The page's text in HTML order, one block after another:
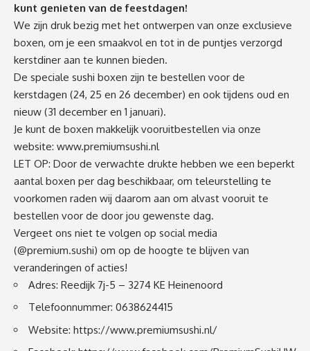
kunt genieten van de feestdagen!
We zijn druk bezig met het ontwerpen van onze exclusieve
boxen, om je een smaakvol en tot in de puntjes verzorgd
kerstdiner aan te kunnen bieden.
De speciale sushi boxen zijn te bestellen voor de
kerstdagen (24, 25 en 26 december) en ook tijdens oud en
nieuw (31 december en 1 januari).
Je kunt de boxen makkelijk vooruitbestellen via onze
website: www.premiumsushi.nl
LET OP: Door de verwachte drukte hebben we een beperkt
aantal boxen per dag beschikbaar, om teleurstelling te
voorkomen raden wij daarom aan om alvast vooruit te
bestellen voor de door jou gewenste dag.
Vergeet ons niet te volgen op social media
(@premium.sushi) om op de hoogte te blijven van
veranderingen of acties!
Adres: Reedijk 7j-5 – 3274 KE Heinenoord
Telefoonnummer: 0638624415
Website: https://www.premiumsushi.nl/